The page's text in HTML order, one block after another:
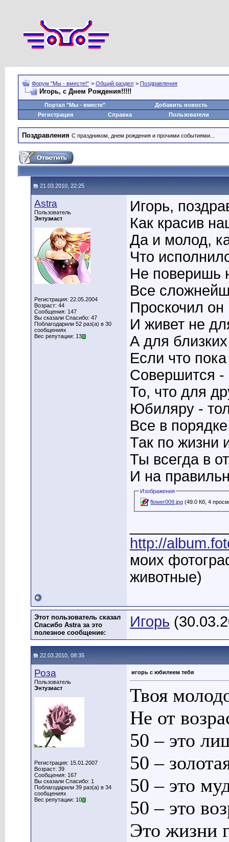
Форум "Мы - вместе!" > Общий раздел > Поздравления
Игорь, с Днем Рождения!!!!!
Портал "Мы - вместе"
Добавить новость
Регистрация
Справка Пользователи
Поздравления С праздником, днем рождения и прочими событиями...
21.03.2010, 22:25
Astra
Пользователь
Энтузиаст
Регистрация: 22.05.2004
Возраст: 44
Сообщения: 147
Вы сказали Спасибо: 47
Поблагодарили 52 раз(а) в 30
сообщениях
Вес репутации: 13
Игорь,
Как красив
Да и молод,
Что
Не поверишь
Все
Проскочил он
И живет не
А для
Если что
Совершится -
То, что для
Юбиляру -
Все в
Так по жизни
Ты всегда в
И на
Изображения
flower009.jpg (49.0 Кб, 4
http://
моих
животные)
Этот пользователь сказал
Спасибо Astra за это
полезное сообщение:
Игорь
22.03.2010, 08:35
Роза
Пользователь
Энтузиаст
Регистрация: 15.01.2007
Возраст: 39
Сообщения: 167
Вы сказали Спасибо: 1
Поблагодарили 39 раз(а) в 34
сообщениях
Вес репутации: 10
игорь с юбилеем тебя
Твоя
Не от
50 – это
50 –
50 – это
50 – это
Это жизни